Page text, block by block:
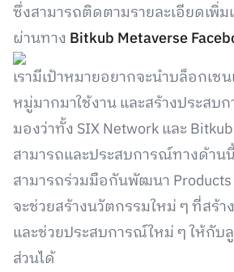
ซึ่งสามารถติดตามรายละเอียดเพิ่
ผ่านทาง Bitkub Metaverse
เรามีเป้าหมายอยากจะนำบล็อกเช
หมู่มากมาใช้งาน และสร้างประสบ
มองว่าทั้ง SIX Network และ
สามารถและประสบการณ์ทางด้าน
สามารถร่วมมือกันพัฒนา
จะช่วยสร้างนวัตกรรมใหม่ ๆ ที่สร้า
และช่วยประสบการณ์ใหม่ ๆ ให้กับ
ส่วนได้